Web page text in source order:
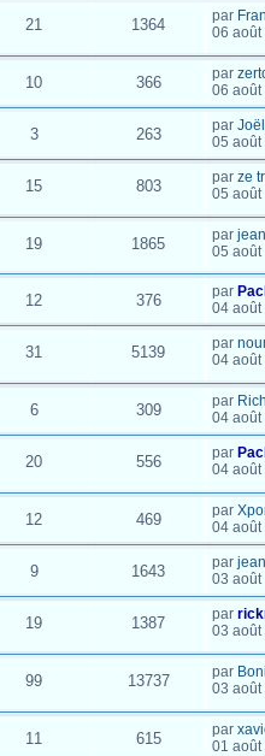
21 1364 par
06 août
10 366 par
06 août
3 263 par
05 août
15 803 par ze
05 août
19 1865 par
05 août
12 376 par
04 août
31 5139 par
04 août
6 309 par
04 août
20 556 par
04 août
12 469 par
04 août
9 1643 par
03 août
19 1387 par
03 août
99 13737 par
03 août
11 615 par
01 août